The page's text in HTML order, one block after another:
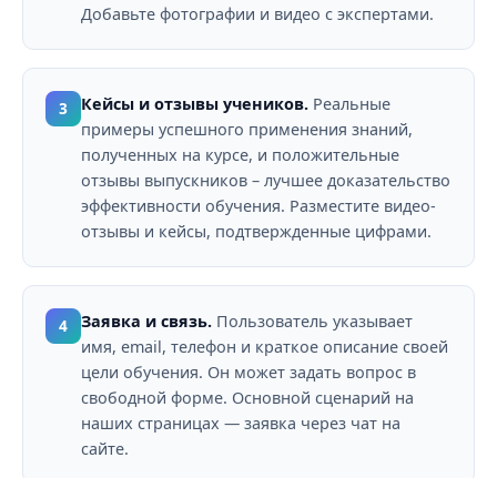
Добавьте фотографии и видео с экспертами.
3 Кейсы и отзывы учеников. Реальные
примеры успешного применения знаний,
полученных на курсе, и положительные
отзывы выпускников – лучшее доказательство
эффективности обучения. Разместите видео-
отзывы и кейсы, подтвержденные цифрами.
4 Заявка и связь. Пользователь указывает
имя, email, телефон и краткое описание своей
цели обучения. Он может задать вопрос в
свободной форме. Основной сценарий на
наших страницах — заявка через чат на
сайте.